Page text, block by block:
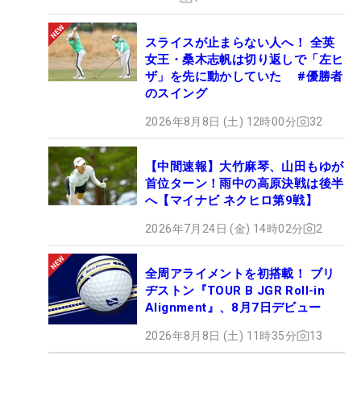
スライスが止まらない人へ！ 全英
女王・桑木志帆は切り返しで「左ヒ
ザ」を先に動かしていた #優勝者
のスイング
2026年8月8日 (土) 12時00分 32
【中間速報】大竹麻琴、山田もゆが
首位ターン！雨中の高原決戦は後半
へ【マイナビ ネクヒロ第9戦】
2026年7月24日 (金) 14時02分 2
全周アライメントを初搭載！ ブリ
ヂストン『TOUR B JGR Roll-in
Alignment』、8月7日デビュー
2026年8月8日 (土) 11時35分 13